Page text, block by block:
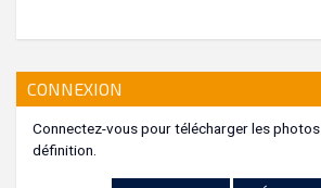
CONNEXION
Connectez-vous pour télécharger les
définition.